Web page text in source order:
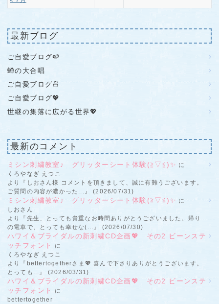
最新ブログ
ご自愛ブログ🍉
蝉の大合唱
ご自愛ブログ🍜
ご自愛ブログ💖
世継の集落に広がる世界💖
最新のコメント
ミシン刺繍教室♪ グリッターシート体験(≧▽≦)✨ に
くろやなぎ えつこ
より『しおさん様 コメントを頂きまして、誠に有難うございます。
ご質問の内容が濃かった...』 (2026/07/31)
ミシン刺繍教室♪ グリッターシート体験(≧▽≦)✨ に
しおさん
より『先生、とっても貴重なお時間ありがとうございました。帰り
の電車で、とっても幸せな(...』 (2026/07/30)
ハワイ＆ブライダルの新刺繍CD企画💖 その2 ビーンステ
ッチフォント
に
くろやなぎ えつこ
より『bettertogetherさま💖 喜んで下さりありがとうございます。
とっても...』 (2026/03/31)
ハワイ＆ブライダルの新刺繍CD企画💖 その2 ビーンステ
ッチフォント
に
bettertogether